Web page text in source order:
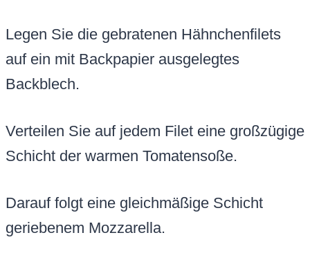
Legen Sie die gebratenen Hähnchenfilets
auf ein mit Backpapier ausgelegtes
Backblech.
Verteilen Sie auf jedem Filet eine großzügige
Schicht der warmen Tomatensoße.
Darauf folgt eine gleichmäßige Schicht
geriebenem Mozzarella.